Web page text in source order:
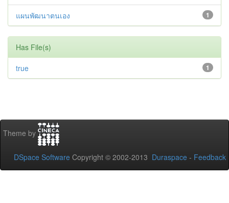
1
แผนพัฒนาตนเอง
Has File(s)
1
true
Theme by
DSpace Software Copyright © 2002-2013 Duraspace - Feedback